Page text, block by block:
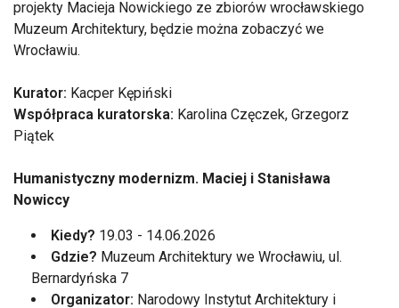
projekty Macieja Nowickiego ze zbiorów wrocławskiego
Muzeum Architektury, będzie można zobaczyć we
Wrocławiu.
Kurator: Kacper Kępiński
Współpraca kuratorska: Karolina Częczek, Grzegorz
Piątek
Humanistyczny modernizm. Maciej i Stanisława
Nowiccy
Kiedy? 19.03 - 14.06.2026
Gdzie? Muzeum Architektury we Wrocławiu, ul.
Bernardyńska 7
Organizator: Narodowy Instytut Architektury i